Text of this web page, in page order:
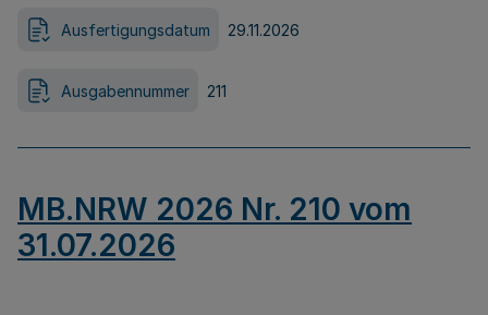
Ausfertigungsdatum 29.11.2026
Ausgabennummer 211
MB.NRW 2026 Nr. 210 vom
31.07.2026